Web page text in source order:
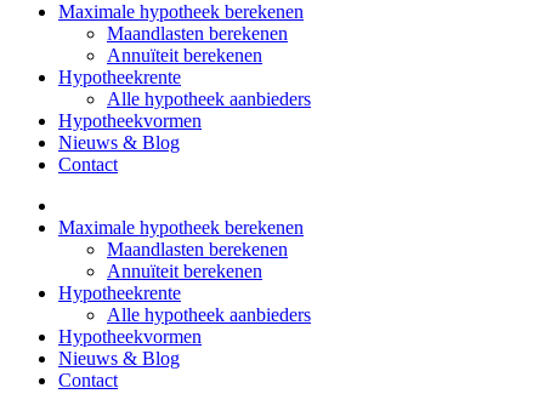
Maximale hypotheek berekenen
Maandlasten berekenen
Annuïteit berekenen
Hypotheekrente
Alle hypotheek aanbieders
Hypotheekvormen
Nieuws & Blog
Contact
Maximale hypotheek berekenen
Maandlasten berekenen
Annuïteit berekenen
Hypotheekrente
Alle hypotheek aanbieders
Hypotheekvormen
Nieuws & Blog
Contact